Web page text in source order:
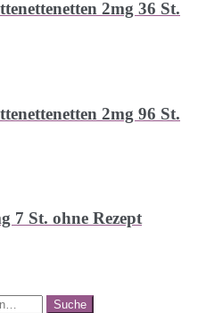
2mg 36 St.
2mg 96 St.
7 St. ohne Rezept